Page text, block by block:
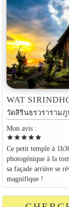
WAT
วัดสิรินธรวรารามภู
Mon avis :
starstarstarstarstar
Ce petit temple à
photogénique à la
sa façade arrière se
magnifique !